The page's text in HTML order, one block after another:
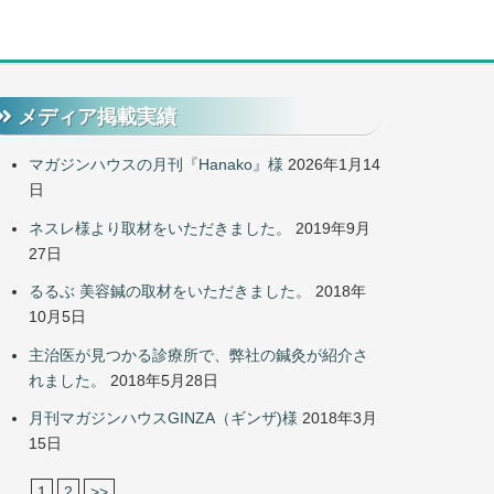
メディア掲載実績
マガジンハウスの月刊『Hanako』様 2026年1月14
日
ネスレ様より取材をいただきました。
2019年9月
27日
るるぶ 美容鍼の取材をいただきました。
2018年
10月5日
主治医が見つかる診療所で、弊社の鍼灸が紹介さ
れました。
2018年5月28日
月刊マガジンハウスGINZA（ギンザ)様 2018年3月
15日